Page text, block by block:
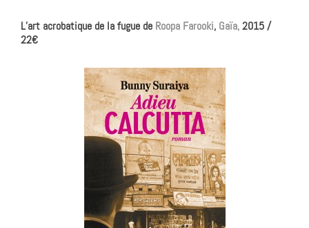
L’art acrobatique de la fugue de Roopa Farooki, Gaïa,2015 /
22€